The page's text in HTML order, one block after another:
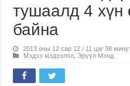
тушаалд 4 хүн
байна
2013 оны 12 сар 12 / 11 цаг 38
Мэдээ мэдээлэл Эрүүл Мэнд